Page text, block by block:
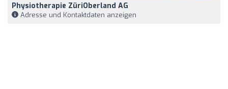
Physiotherapie ZüriOberland AG
Adresse und Kontaktdaten anzeigen